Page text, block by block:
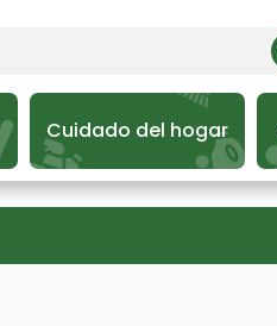
Cuidado del hogar